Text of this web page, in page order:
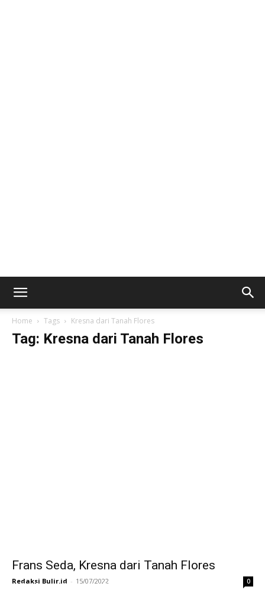
Home Tags Kresna dari Tanah Flores
Tag: Kresna dari Tanah Flores
Frans Seda, Kresna dari Tanah Flores
Redaksi Bulir.id - 15/07/2022 0
Ini Kronologinya! Diduga Teriaki Kata Sambo,